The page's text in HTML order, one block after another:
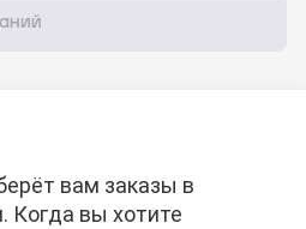
вам заказы в
Когда вы хотите